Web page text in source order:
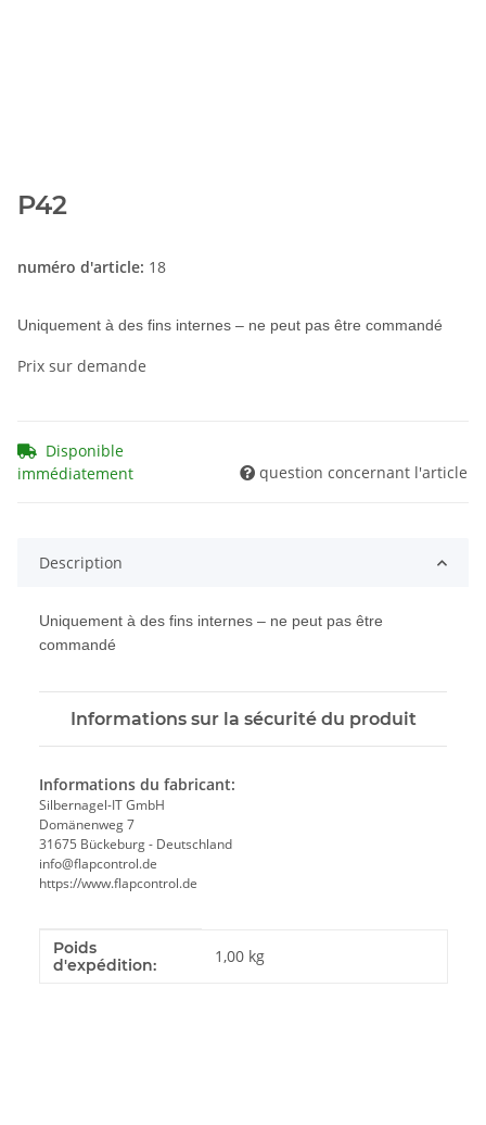
P42
numéro d'article: 18
Uniquement à des fins internes – ne peut pas être commandé
Prix sur demande
Disponible
immédiatement
question concernant l'article
Description
Uniquement à des fins internes – ne peut pas être
commandé
Informations sur la sécurité du produit
Informations du fabricant:
Silbernagel-IT GmbH
Domänenweg 7
31675 Bückeburg - Deutschland
info@flapcontrol.de
https://www.flapcontrol.de
#productDetails.itemInformation#
#productDetails.itemValue#
Poids
d'expédition:
1,00 kg